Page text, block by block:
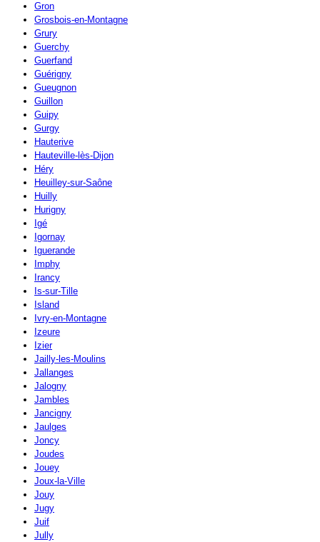
Gron
Grosbois-en-Montagne
Grury
Guerchy
Guerfand
Guérigny
Gueugnon
Guillon
Guipy
Gurgy
Hauterive
Hauteville-lès-Dijon
Héry
Heuilley-sur-Saône
Huilly
Hurigny
Igé
Igornay
Iguerande
Imphy
Irancy
Is-sur-Tille
Island
Ivry-en-Montagne
Izeure
Izier
Jailly-les-Moulins
Jallanges
Jalogny
Jambles
Jancigny
Jaulges
Joncy
Joudes
Jouey
Joux-la-Ville
Jouy
Jugy
Juif
Jully